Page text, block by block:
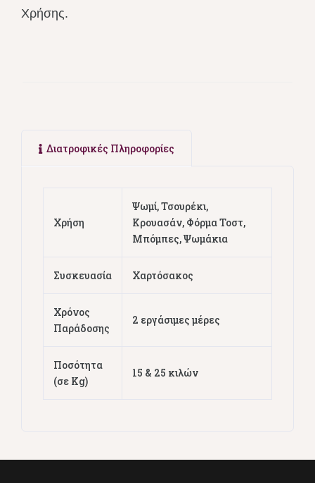
Χρήσης.
Διατροφικές Πληροφορίες
Χρήση
Ψωμί, Τσουρέκι,
Κρουασάν, Φόρμα Τοστ,
Μπόμπες, Ψωμάκια
Συσκευασία Χαρτόσακος
Χρόνος
Παράδοσης
2 εργάσιμες μέρες
Ποσότητα
(σε Kg)
15 & 25 κιλών